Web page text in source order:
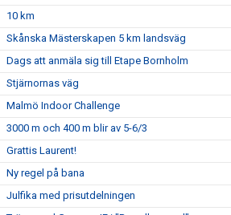
10 km
Skånska Mästerskapen 5 km landsväg
Dags att anmäla sig till Etape Bornholm
Stjärnornas väg
Malmö Indoor Challenge
3000 m och 400 m blir av 5-6/3
Grattis Laurent!
Ny regel på bana
Julfika med prisutdelningen